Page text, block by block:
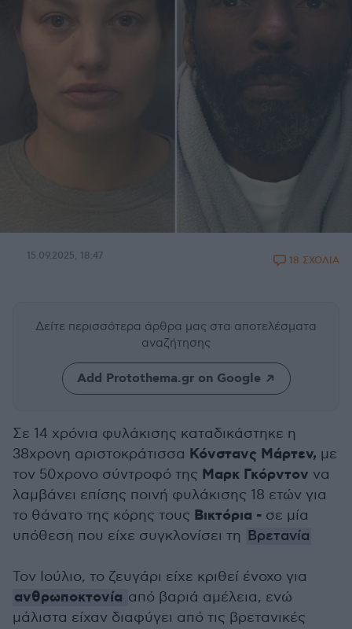
15.09.2025, 18:47 18 ΣΧΟΛΙΑ
Δείτε περισσότερα άρθρα μας στα αποτελέσματα
αναζήτησης
Add Protothema.gr on Google
Σε 14 χρόνια φυλάκισης καταδικάστηκε η
38χρονη αριστοκράτισσα Κόνστανς Μάρτεν, με
τον 50χρονο σύντροφό της Μαρκ Γκόρντον να
λαμβάνει επίσης ποινή φυλάκισης 18 ετών για
το θάνατο της κόρης τους Βικτόρια - σε μία
υπόθεση που είχε συγκλονίσει τη Βρετανία
Τον Ιούλιο, το ζευγάρι είχε κριθεί ένοχο για
ανθρωποκτονία από βαριά αμέλεια, ενώ
μάλιστα είχαν διαφύγει από τις βρετανικές